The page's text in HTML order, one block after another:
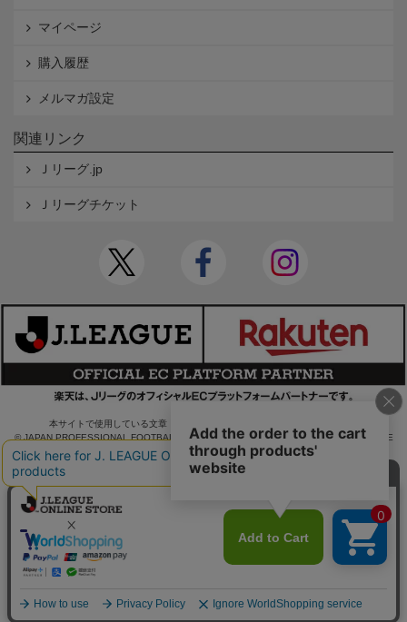
マイページ
購入履歴
メルマガ設定
関連リンク
Ｊリーグ.jp
Ｊリーグチケット
本サイトで使用している文章・画像等の無断での複製・転載を禁止します。
© JAPAN PROFESSIONAL FOOTBALL LEAGUE Rakuten Group, Inc. ALL RIGHTS RE
SERVED.